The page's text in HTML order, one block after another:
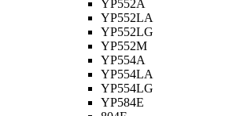
YP552A
YP552LA
YP552LG
YP552M
YP554A
YP554LA
YP554LG
YP584E